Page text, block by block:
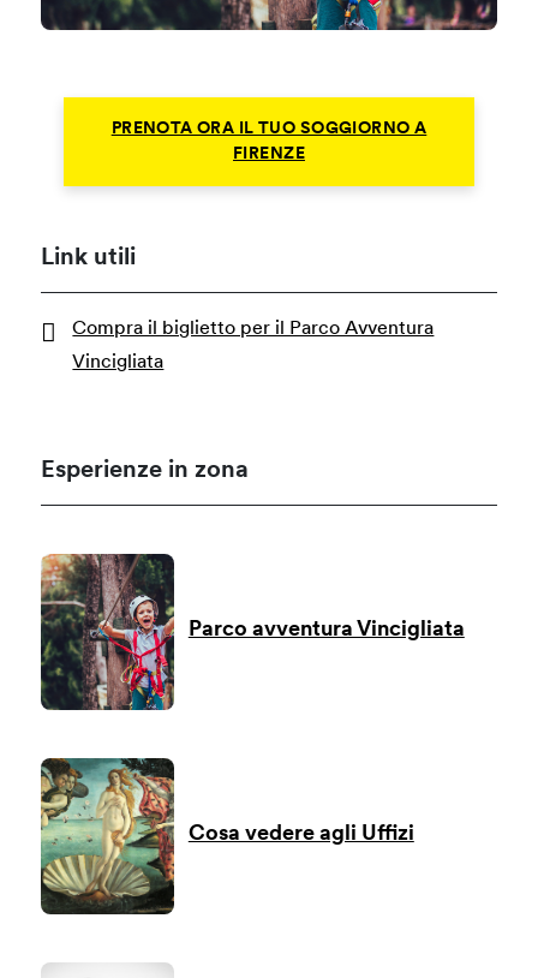
PRENOTA ORA IL TUO SOGGIORNO A
FIRENZE
Link utili
Compra il biglietto per il Parco Avventura
Vincigliata
Esperienze in zona
Parco avventura Vincigliata
Cosa vedere agli Uffizi